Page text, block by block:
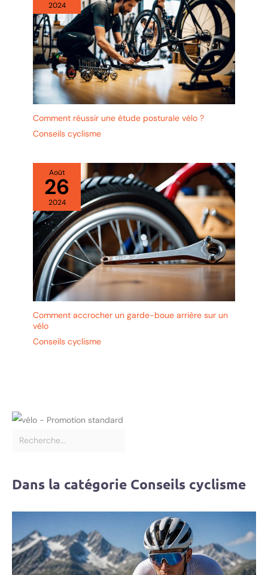
2024
Comment réussir une étude posturale vélo ?
Conseils cyclisme
Août
26
2024
Comment accrocher un garde-boue arrière sur un
vélo
Conseils cyclisme
Dans la catégorie Conseils cyclisme